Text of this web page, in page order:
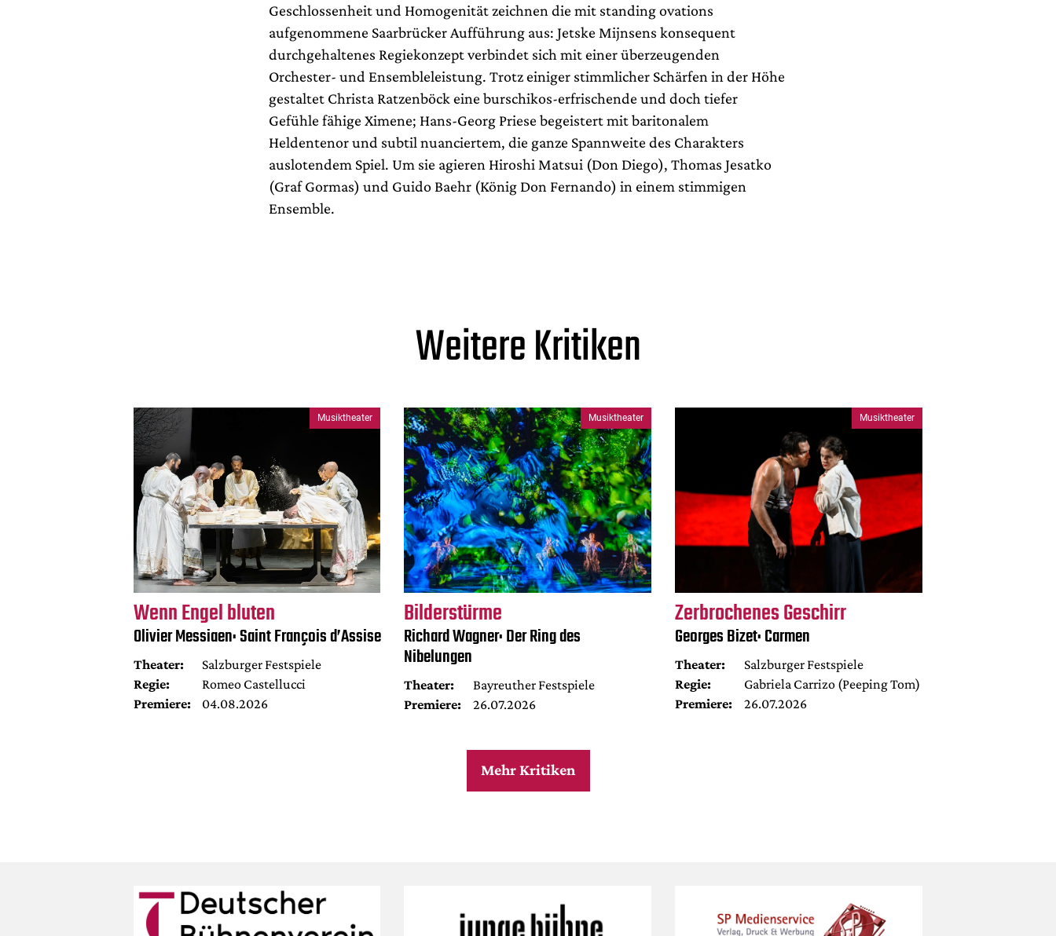
Geschlossenheit und Homogenität zeichnen die mit standing ovations
aufgenommene Saarbrücker Aufführung aus: Jetske Mijnsens konsequent
durchgehaltenes Regiekonzept verbindet sich mit einer überzeugenden
Orchester- und Ensembleleistung. Trotz einiger stimmlicher Schärfen in der Höhe
gestaltet Christa Ratzenböck eine burschikos-erfrischende und doch tiefer
Gefühle fähige Ximene; Hans-Georg Priese begeistert mit baritonalem
Heldentenor und subtil nuanciertem, die ganze Spannweite des Charakters
auslotendem Spiel. Um sie agieren Hiroshi Matsui (Don Diego), Thomas Jesatko
(Graf Gormas) und Guido Baehr (König Don Fernando) in einem stimmigen
Ensemble.
Weitere Kritiken
Musiktheater
Wenn Engel bluten
Olivier Messiaen: Saint François d’Assise
Theater:
Salzburger Festspiele
Regie:
Romeo Castellucci
Premiere:
04.08.2026
Musiktheater
Bilderstürme
Richard Wagner: Der Ring des
Nibelungen
Theater:
Bayreuther Festspiele
Premiere:
26.07.2026
Musiktheater
Zerbrochenes Geschirr
Georges Bizet: Carmen
Theater:
Salzburger Festspiele
Regie:
Gabriela Carrizo (Peeping Tom)
Premiere:
26.07.2026
Mehr Kritiken